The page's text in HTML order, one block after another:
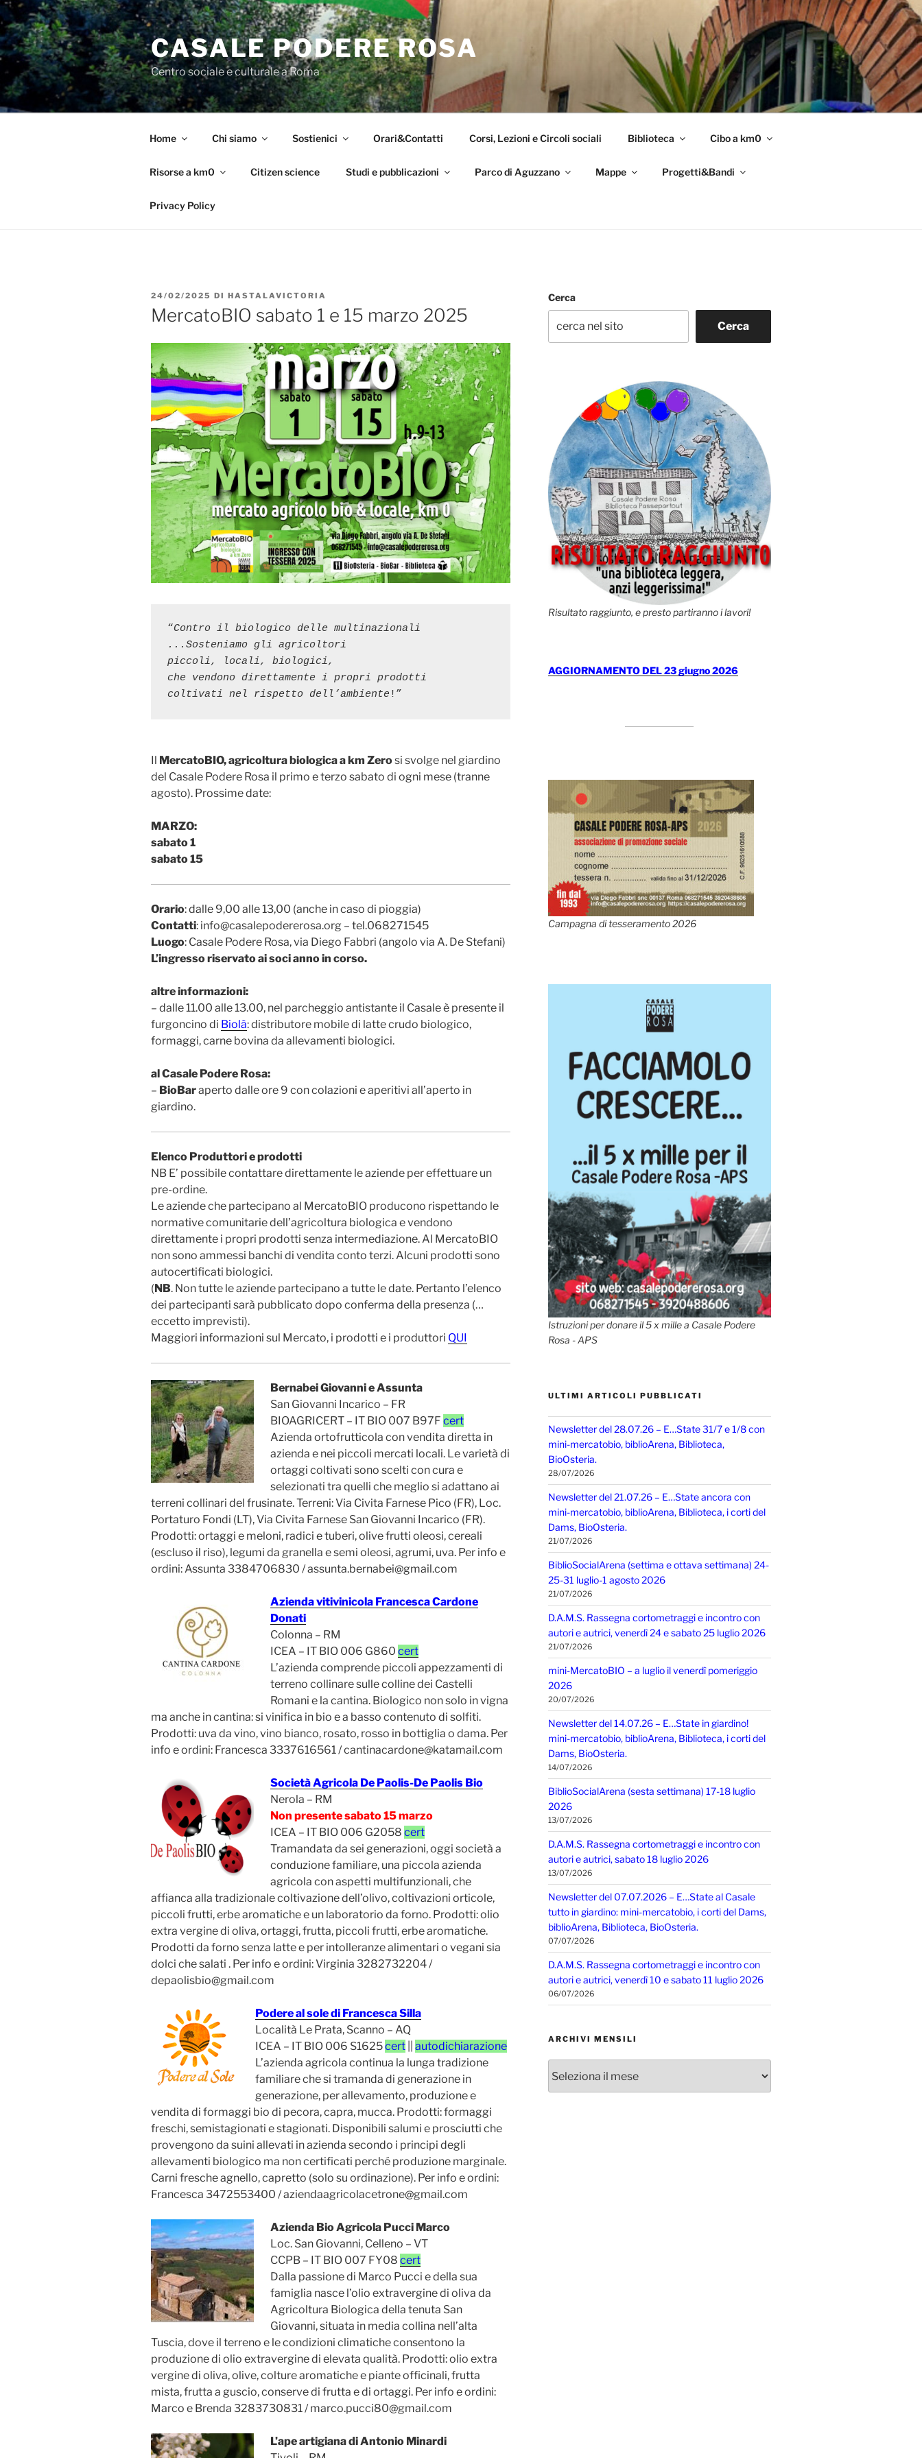
Salta
al
contenuto
CASALE PODERE ROSA
Centro sociale e culturale a Roma
Home Chi siamo Sostienici Orari&Contatti Corsi, Lezioni e Circoli sociali Biblioteca Cibo a km0
Risorse a km0 Citizen science Studi e pubblicazioni Parco di Aguzzano Mappe Progetti&Bandi
Privacy Policy
PUBBLICATO
IL
24/02/2025 DI HASTALAVICTORIA
MercatoBIO sabato 1 e 15 marzo 2025
“Contro il biologico delle multinazionali
...Sosteniamo gli agricoltori
piccoli, locali, biologici,
che vendono direttamente i propri prodotti
coltivati nel rispetto dell’ambiente !”
Il MercatoBIO, agricoltura biologica a km Zerosi svolge nel giardino
del Casale Podere Rosa il primo e terzo sabato di ogni mese (tranne
agosto). Prossime date:
MARZO:
sabato 1
sabato 15
Orario: dalle 9,00 alle 13,00 (anche in caso di pioggia)
Contatti: info@casalepodererosa.org – tel.068271545
Luogo: Casale Podere Rosa, via Diego Fabbri (angolo via A. De Stefani)
L’ingresso riservato ai soci anno in corso.
altre informazioni:
– dalle 11.00 alle 13.00, nel parcheggio antistante il Casale è presente il
furgoncino di Biolà: distributore mobile di latte crudo biologico,
formaggi, carne bovina da allevamenti biologici.
al Casale Podere Rosa:
– BioBaraperto dalle ore 9 con colazioni e aperitivi all’aperto in
giardino.
Elenco Produttori e prodotti
NB E’ possibile contattare direttamente le aziende per effettuare un
pre-ordine.
Le aziende che partecipano al MercatoBIO producono rispettando le
normative comunitarie dell’agricoltura biologica e vendono
direttamente i propri prodotti senza intermediazione. Al MercatoBIO
non sono ammessi banchi di vendita conto terzi. Alcuni prodotti sono
autocertificati biologici.
(NB. Non tutte le aziende partecipano a tutte le date. Pertanto l’elenco
dei partecipanti sarà pubblicato dopo conferma della presenza (…
eccetto imprevisti).
Maggiori informazioni sul Mercato, i prodotti e i produttori QUI
Bernabei Giovanni e Assunta
San Giovanni Incarico – FR
BIOAGRICERT – IT BIO 007 B97F cert
Azienda ortofrutticola con vendita diretta in
azienda e nei piccoli mercati locali. Le varietà di
ortaggi coltivati sono scelti con cura e
selezionati tra quelli che meglio si adattano ai
terreni collinari del frusinate. Terreni: Via Civita Farnese Pico (FR), Loc.
Portaturo Fondi (LT), Via Civita Farnese San Giovanni Incarico (FR).
Prodotti: ortaggi e meloni, radici e tuberi, olive frutti oleosi, cereali
(escluso il riso), legumi da granella e semi oleosi, agrumi, uva. Per info e
ordini: Assunta 3384706830 / assunta.bernabei@gmail.com
Azienda vitivinicola Francesca Cardone
Donati
Colonna – RM
ICEA – IT BIO 006 G860 cert
L’azienda comprende piccoli appezzamenti di
terreno collinare sulle colline dei Castelli
Romani e la cantina. Biologico non solo in vigna
ma anche in cantina: si vinifica in bio e a basso contenuto di solfiti.
Prodotti: uva da vino, vino bianco, rosato, rosso in bottiglia o dama. Per
info e ordini: Francesca 3337616561 / cantinacardone@katamail.com
Società Agricola De Paolis-De Paolis Bio
Nerola – RM
Non presente sabato 15 marzo
ICEA – IT BIO 006 G2058 cert
Tramandata da sei generazioni, oggi società a
conduzione familiare, una piccola azienda
agricola con aspetti multifunzionali, che
affianca alla tradizionale coltivazione dell’olivo, coltivazioni orticole,
piccoli frutti, erbe aromatiche e un laboratorio da forno. Prodotti: olio
extra vergine di oliva, ortaggi, frutta, piccoli frutti, erbe aromatiche.
Prodotti da forno senza latte e per intolleranze alimentari o vegani sia
dolci che salati . Per info e ordini: Virginia 3282732204 /
depaolisbio@gmail.com
Podere al sole di Francesca Silla
Località Le Prata, Scanno – AQ
ICEA – IT BIO 006 S1625cert
autodichiarazione
L’azienda agricola continua la lunga tradizione
familiare che si tramanda di generazione in
generazione, per allevamento, produzione e
vendita di formaggi bio di pecora, capra, mucca. Prodotti: formaggi
freschi, semistagionati e stagionati. Disponibili salumi e prosciutti che
provengono da suini allevati in azienda secondo i principi degli
allevamenti biologico ma non certificati perché produzione marginale.
Carni fresche agnello, capretto (solo su ordinazione). Per info e ordini:
Francesca 3472553400 / aziendaagricolacetrone@gmail.com
Azienda Bio Agricola Pucci Marco
Loc. San Giovanni, Celleno – VT
CCPB – IT BIO 007 FY08 cert
Dalla passione di Marco Pucci e della sua
famiglia nasce l’olio extravergine di oliva da
Agricoltura Biologica della tenuta San
Giovanni, situata in media collina nell’alta
Tuscia, dove il terreno e le condizioni climatiche consentono la
produzione di olio extravergine di elevata qualità. Prodotti: olio extra
vergine di oliva, olive, colture aromatiche e piante officinali, frutta
mista, frutta a guscio, conserve di frutta e di ortaggi. Per info e ordini:
Marco e Brenda 3283730831 / marco.pucci80@gmail.com
L’ape artigiana di Antonio Minardi
Cerca
Cerca
Risultato raggiunto, e presto partiranno i lavori!
AGGIORNAMENTO DEL 23 giugno 2026
Campagna di tesseramento 2026
Istruzioni per donare il 5 x mille a Casale Podere
Rosa - APS
ULTIMI ARTICOLI PUBBLICATI
Newsletter del 28.07.26 – E…State 31/7 e 1/8 con
mini-mercatobio, biblioArena, Biblioteca,
BioOsteria.
28/07/2026
Newsletter del 21.07.26 – E…State ancora con
mini-mercatobio, biblioArena, Biblioteca, i corti del
Dams, BioOsteria.
21/07/2026
BiblioSocialArena (settima e ottava settimana) 24-
25-31 luglio-1 agosto 2026
21/07/2026
D.A.M.S. Rassegna cortometraggi e incontro con
autori e autrici, venerdì 24 e sabato 25 luglio 2026
21/07/2026
mini-MercatoBIO – a luglio il venerdì pomeriggio
2026
20/07/2026
Newsletter del 14.07.26 – E…State in giardino!
mini-mercatobio, biblioArena, Biblioteca, i corti del
Dams, BioOsteria.
14/07/2026
BiblioSocialArena (sesta settimana) 17-18 luglio
2026
13/07/2026
D.A.M.S. Rassegna cortometraggi e incontro con
autori e autrici, sabato 18 luglio 2026
13/07/2026
Newsletter del 07.07.2026 – E…State al Casale
tutto in giardino: mini-mercatobio, i corti del Dams,
biblioArena, Biblioteca, BioOsteria.
07/07/2026
D.A.M.S. Rassegna cortometraggi e incontro con
autori e autrici, venerdì 10 e sabato 11 luglio 2026
06/07/2026
ARCHIVI MENSILI
mensili